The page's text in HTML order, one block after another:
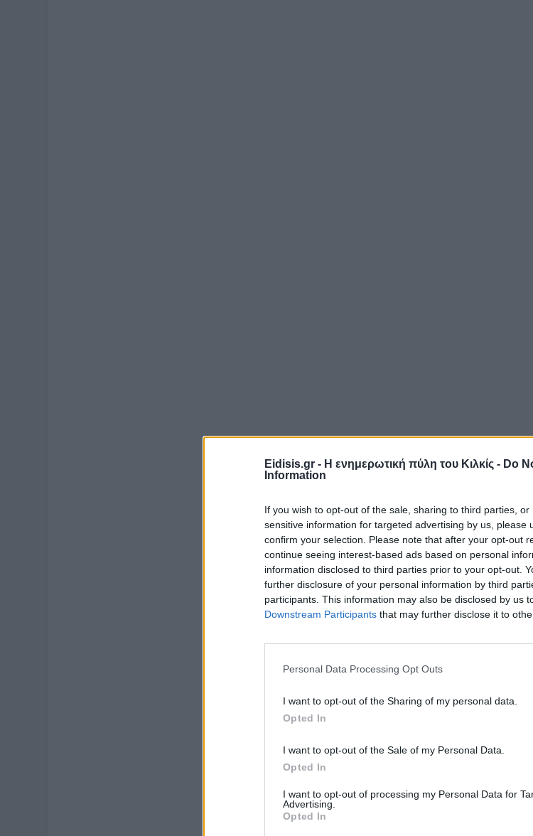
Eidisis.gr - Η ενημερωτική πύλη του Κιλκίς - Do
Information
If you wish to opt-out of the sale, sharing to third parties,
sensitive information for targeted advertising by us, please
confirm your selection. Please note that after your opt-out
continue seeing interest-based ads based on personal
information disclosed to third parties prior to your opt-out.
further disclosure of your personal information by third
participants. This information may also be disclosed by us
Downstream Participants that may further disclose it to
Personal Data Processing Opt Outs
I want to opt-out of the Sharing of my personal data.
Opted In
I want to opt-out of the Sale of my Personal Data.
Opted In
I want to opt-out of processing my Personal Data for
Advertising.
Opted In